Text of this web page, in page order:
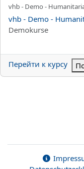
Краткое название
vhb - Demo -
Название курса
vhb - Demo -
Категория курса
Demokurse
Перейти к курсу